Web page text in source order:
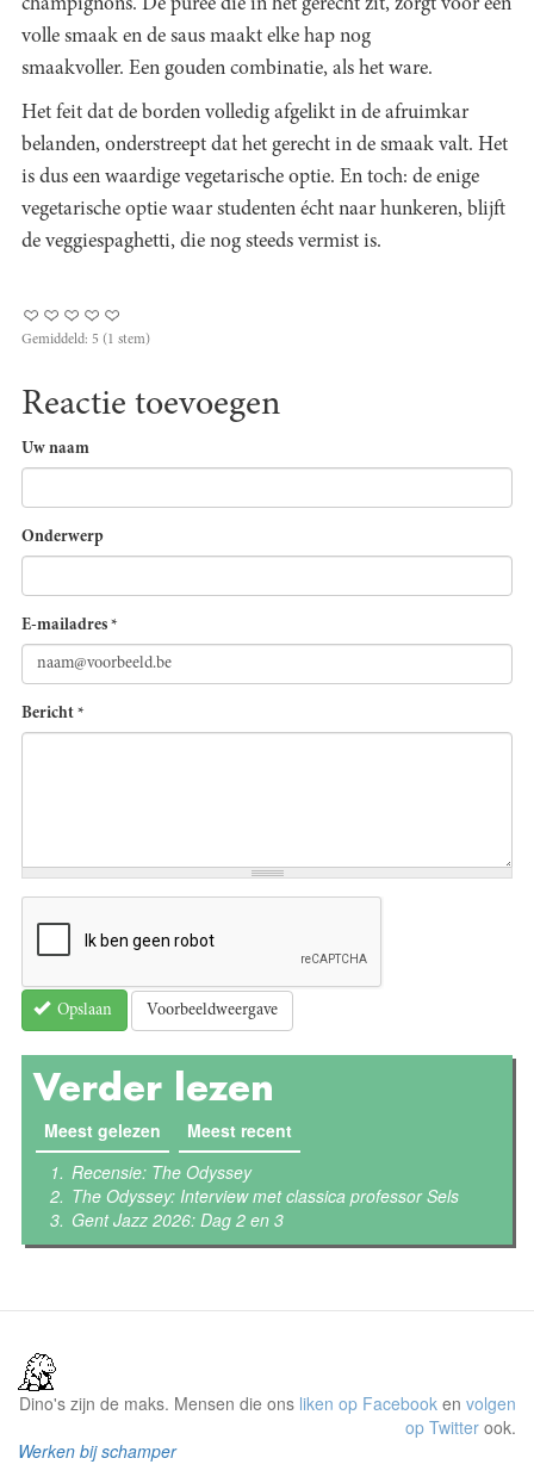
champignons. De puree die in het gerecht zit, zorgt voor een
volle smaak en de saus maakt elke hap nog
smaakvoller. Een gouden combinatie, als het ware.
Het feit dat de borden volledig afgelikt in de afruimkar
belanden, onderstreept dat het gerecht in de smaak valt. Het
is dus een waardige vegetarische optie. En toch: de enige
vegetarische optie waar studenten écht naar hunkeren, blijft
de veggiespaghetti, die nog steeds vermist is.
Gemiddeld: 5 (1 stem)
Reactie toevoegen
Uw naam
Onderwerp
E-mailadres *
Bericht *
Opslaan Voorbeeldweergave
Verder lezen
Meest gelezen (actieve tabblad)
Meest recent
Recensie: The Odyssey
The Odyssey: Interview met classica professor Sels
Gent Jazz 2026: Dag 2 en 3
Dino's zijn de maks. Mensen die ons liken op Facebook en volgen
op Twitter ook.
Werken bij schamper